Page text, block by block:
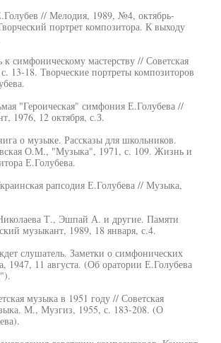
// Мелодия, 1989, №4, октябрь-
портрет композитора. К выходу
симфоническому мастерству // Советская
13-18. Творческие портреты композиторов
"Героическая" симфония Е.Голубева //
1976, 12 октября, с.З.
о музыке. Рассказы для школьников.
О.М., "Музыка", 1971, с. 109. Жизнь и
Е.Голубева.
рапсодия Е.Голубева // Музыка,
Т., Эшпай А. и другие. Памяти
музыкант, 1989, 18 января, с.4.
слушатель. Заметки о симфонических
1947, 11 августа. (Об оратории Е.Голубева
музыка в 1951 году // Советская
М., Музгиз, 1955, с. 183-208. (О